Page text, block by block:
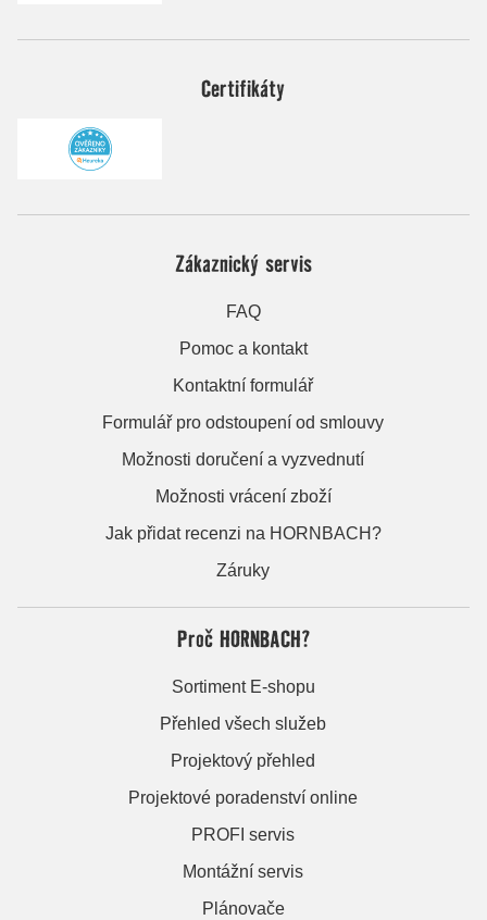
Certifikáty
Zákaznický servis
FAQ
Pomoc a kontakt
Kontaktní formulář
Formulář pro odstoupení od smlouvy
Možnosti doručení a vyzvednutí
Možnosti vrácení zboží
Jak přidat recenzi na HORNBACH?
Záruky
Proč HORNBACH?
Sortiment E-shopu
Přehled všech služeb
Projektový přehled
Projektové poradenství online
PROFI servis
Montážní servis
Plánovače